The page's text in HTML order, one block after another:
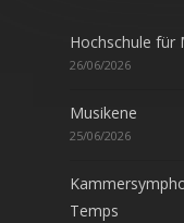
Hochschule für
26/06/2026
Musikene
25/06/2026
Temps